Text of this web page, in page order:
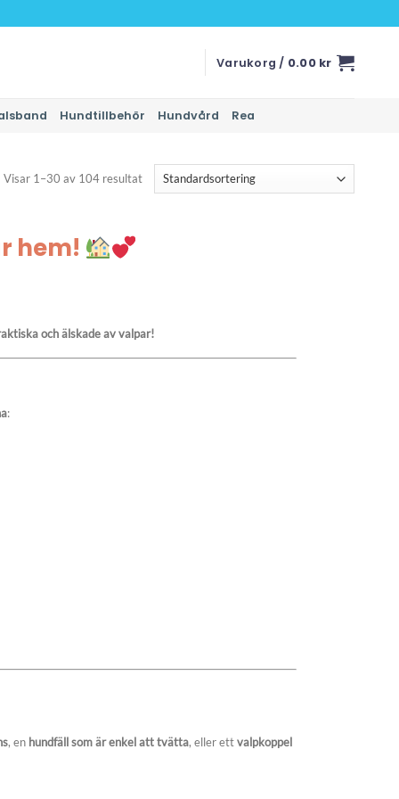
Varukorg / 0.00 kr
Hundtillbehör Hundvård Rea
Visar 1–30 av 104 resultat
hem!
och älskade av valpar!
:
, en hundfäll som är enkel att tvätta, eller ettvalpkoppel